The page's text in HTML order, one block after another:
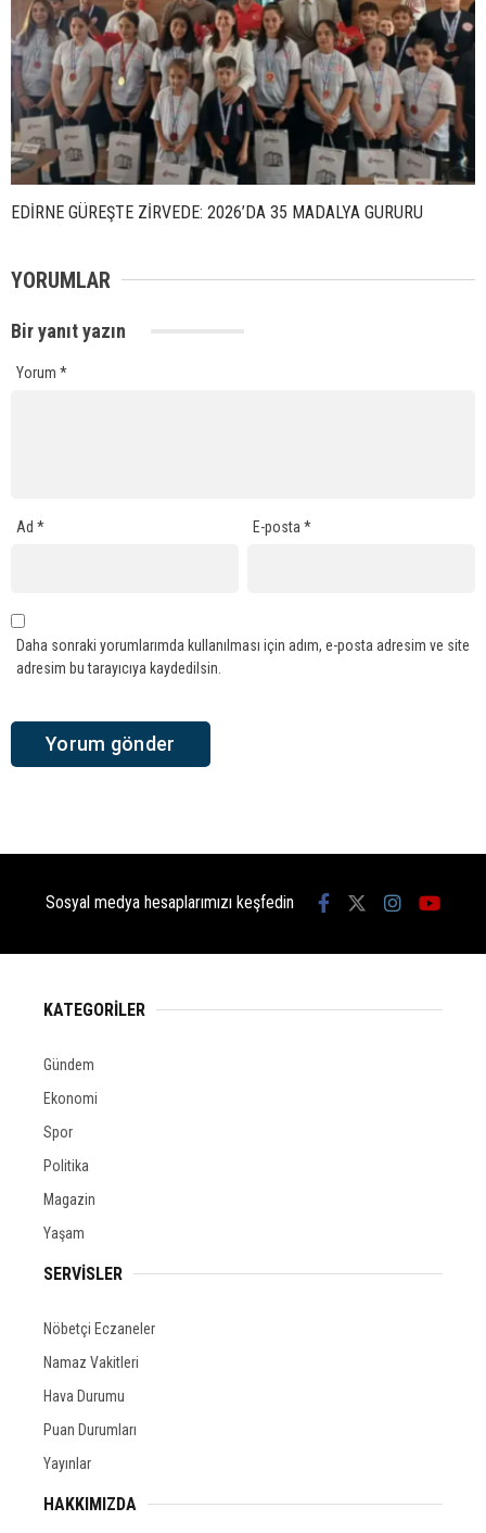
EDİRNE GÜREŞTE ZİRVEDE: 2026’DA 35 MADALYA GURURU
YORUMLAR
Bir yanıt yazın
Yorum *
Ad * E-posta*
Daha sonraki yorumlarımda kullanılması için adım, e-posta adresim ve site
adresim bu tarayıcıya kaydedilsin.
Sosyal medya hesaplarımızı keşfedin
KATEGORİLER
Gündem
Ekonomi
Spor
Politika
Magazin
Yaşam
SERVİSLER
Nöbetçi Eczaneler
Namaz Vakitleri
Hava Durumu
Puan Durumları
Yayınlar
HAKKIMIZDA